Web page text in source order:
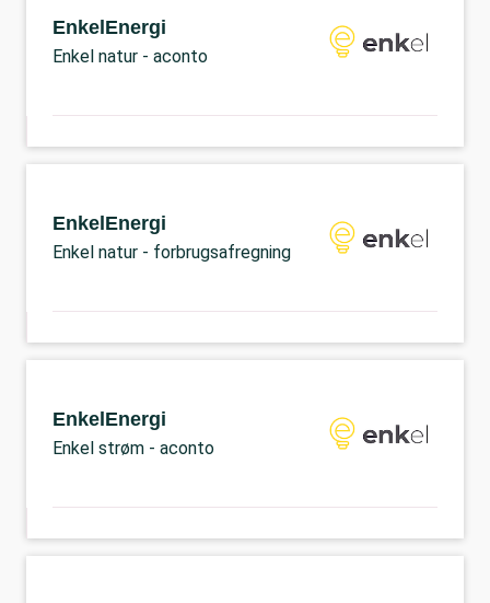
EnkelEnergi
Enkel natur - aconto
EnkelEnergi
Enkel natur - forbrugsafregning
EnkelEnergi
Enkel strøm - aconto